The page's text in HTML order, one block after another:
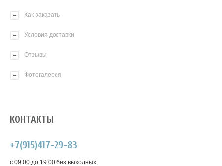
Как заказать
Условия доставки
Отзывы
Фотогалерея
КОНТАКТЫ
+7(915)417-29-83
c 09:00 до 19:00 без выходных